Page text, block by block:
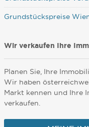
Grundstückspreise
Wir verkaufen Ihre
Planen Sie, Ihre
Wir haben
Markt kennen und Ihre
verkaufen.